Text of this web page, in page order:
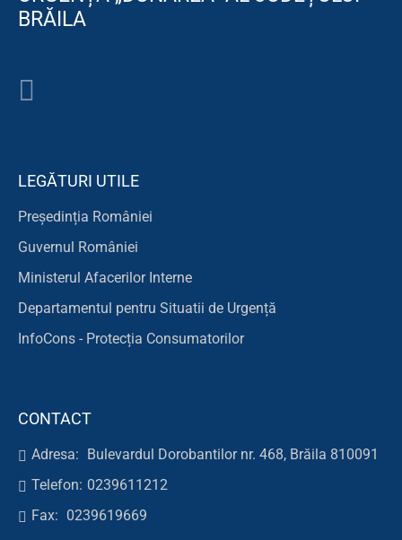
BRĂILA
LEGĂTURI UTILE
Președinția României
Guvernul României
Ministerul Afacerilor Interne
Departamentul pentru Situatii de Urgență
InfoCons - Protecția Consumatorilor
CONTACT
Adresa:
Bulevardul Dorobantilor nr. 468, Brăila 810091
Telefon: 0239611212
Fax: 0239619669